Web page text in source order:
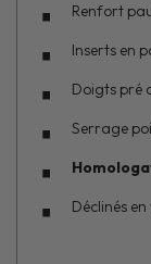
Renfort
Inserts en
Doigts pré
Serrage
Déclinés